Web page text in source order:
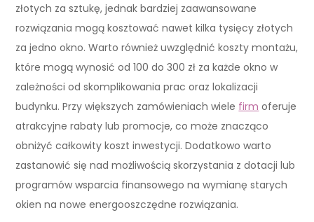
złotych za sztukę, jednak bardziej zaawansowane
rozwiązania mogą kosztować nawet kilka tysięcy złotych
za jedno okno. Warto również uwzględnić koszty montażu,
które mogą wynosić od 100 do 300 zł za każde okno w
zależności od skomplikowania prac oraz lokalizacji
budynku. Przy większych zamówieniach wiele firm oferuje
atrakcyjne rabaty lub promocje, co może znacząco
obniżyć całkowity koszt inwestycji. Dodatkowo warto
zastanowić się nad możliwością skorzystania z dotacji lub
programów wsparcia finansowego na wymianę starych
okien na nowe energooszczędne rozwiązania.